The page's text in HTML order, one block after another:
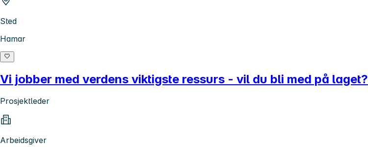
Sted
Hamar
Vi jobber med verdens viktigste ressurs - vil du bli med på laget?
Prosjektleder
Arbeidsgiver